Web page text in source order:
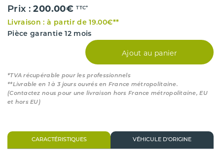
Prix :200.00€ TTC*
Livraison : à partir de 19.00€**
Pièce garantie 12 mois
Ajout au panier
*TVA récupérable pour les professionnels
**Livrable en 1 à 3 jours ouvrés en France métropolitaine.
(Contactez nous pour une livraison hors France métropolitaine, EU
et hors EU)
CARACTÉRISTIQUES VÉHICULE D'ORIGINE